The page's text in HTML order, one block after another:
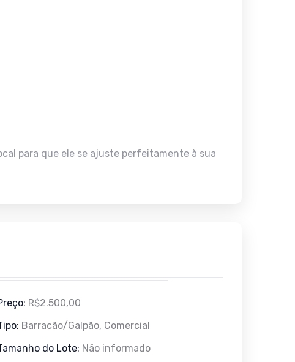
para que ele se ajuste perfeitamente à sua
R$2.500,00
Barracão/Galpão, Comercial
do Lote: Não informado